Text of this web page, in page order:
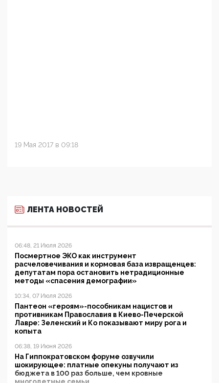
19 Мая 2017 в 09:18
ЛЕНТА НОВОСТЕЙ
06:48, 21 Июля 2026
Посмертное ЭКО как инструмент
расчеловечивания и кормовая база извращенцев:
депутатам пора остановить нетрадиционные
методы «спасения демографии»
10:34, 07 Июля 2026
Пантеон «героям»-пособникам нацистов и
противникам Православия в Киево-Печерской
Лавре: Зеленский и Ко показывают миру рога и
копыта
06:38, 19 Июня 2026
На Гиппократовском форуме озвучили
шокирующее: платные опекуны получают из
бюджета в 100 раз больше, чем кровные